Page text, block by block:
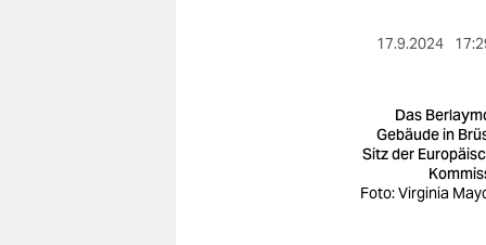
17.9.2024
Das
Gebäude in
Sitz der
Foto: Virginia